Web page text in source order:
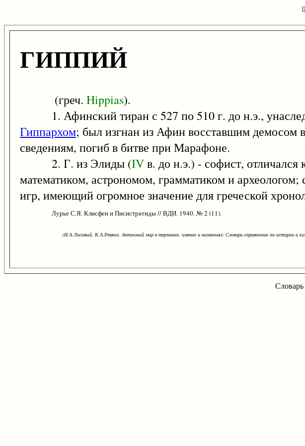
[
ГИППИЙ
(греч. Hippias).
1. Афинский тиран с 527 по 510 г. до н.э.,
Гиппархом; был изгнан из Афин восставшим
сведениям, погиб в битве при Марафоне.
2. Г. из Элиды (IVв. до н.э.) - софист,
математиком, астрономом, грамматиком и
игр, имеющий огромное значение для греческой
Лурье С.Я. Клисфен и Писистратиды // ВДИ. 1940. № 2 (11).
(И.А.Лисовый, К.А.Ревяко. Античный мир в терминах, именах и названиях: Словарь-справочник по истории и